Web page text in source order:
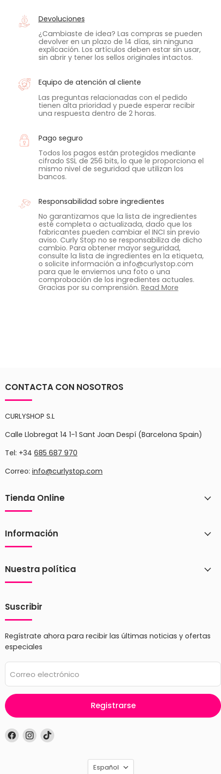
Devoluciones
¿Cambiaste de idea? Las compras se pueden
devolver en un plazo de 14 días, sin ninguna
explicación. Los artículos deben estar sin usar,
sin abrir y tener los sellos originales intactos.
Equipo de atención al cliente
Las preguntas relacionadas con el pedido
tienen alta prioridad y puede esperar recibir
una respuesta dentro de 2 horas.
Pago seguro
Todos los pagos están protegidos mediante
cifrado SSL de 256 bits, lo que le proporciona el
mismo nivel de seguridad que utilizan los
bancos.
Responsabilidad sobre ingredientes
No garantizamos que la lista de ingredientes
esté completa o actualizada, dado que los
fabricantes pueden cambiar el INCI sin previo
aviso. Curly Stop no se responsabiliza de dicho
cambio. Para obtener mayor seguridad,
consulte la lista de ingredientes en la etiqueta,
o solicite información a info@curlystop.com
para que le enviemos una foto o una
comprobación de los ingredientes actuales.
Gracias por su comprensión. Read More
CONTACTA CON NOSOTROS
CURLYSHOP S.L
Calle Llobregat 14 1-1 Sant Joan Despí (Barcelona Spain)
Tel: +34 685 687 970
Correo: info@curlystop.com
Tienda Online
Información
Nuestra política
Suscribir
Regístrate ahora para recibir las últimas noticias y ofertas
especiales
Correo electrónico
Registrarse
Encuéntrenos
en
Encuéntrenos
en
Encuéntrenos
Idioma
Español